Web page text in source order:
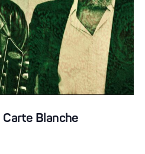
Blanche